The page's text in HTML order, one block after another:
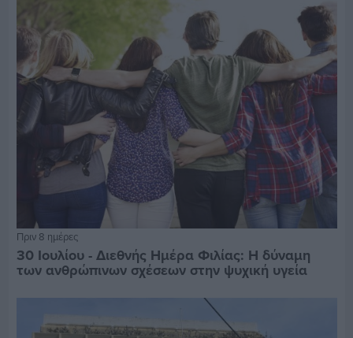
Πριν 8 ημέρες
30 Ιουλίου - Διεθνής Ημέρα Φιλίας: Η δύναμη
των ανθρώπινων σχέσεων στην ψυχική υγεία